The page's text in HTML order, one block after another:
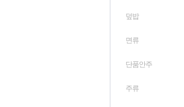
덮밥
면류
단품안주
주류